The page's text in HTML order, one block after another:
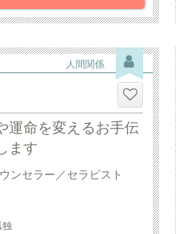
人間関係
運命を変えるお手伝
ます
ンセラー／セラピスト
独